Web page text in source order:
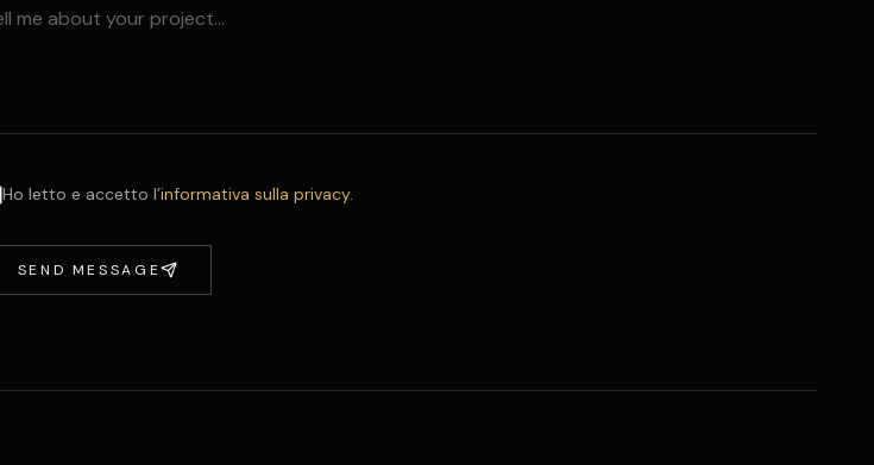
Ho letto e accetto l’informativa sulla privacy.
SEND MESSAGE